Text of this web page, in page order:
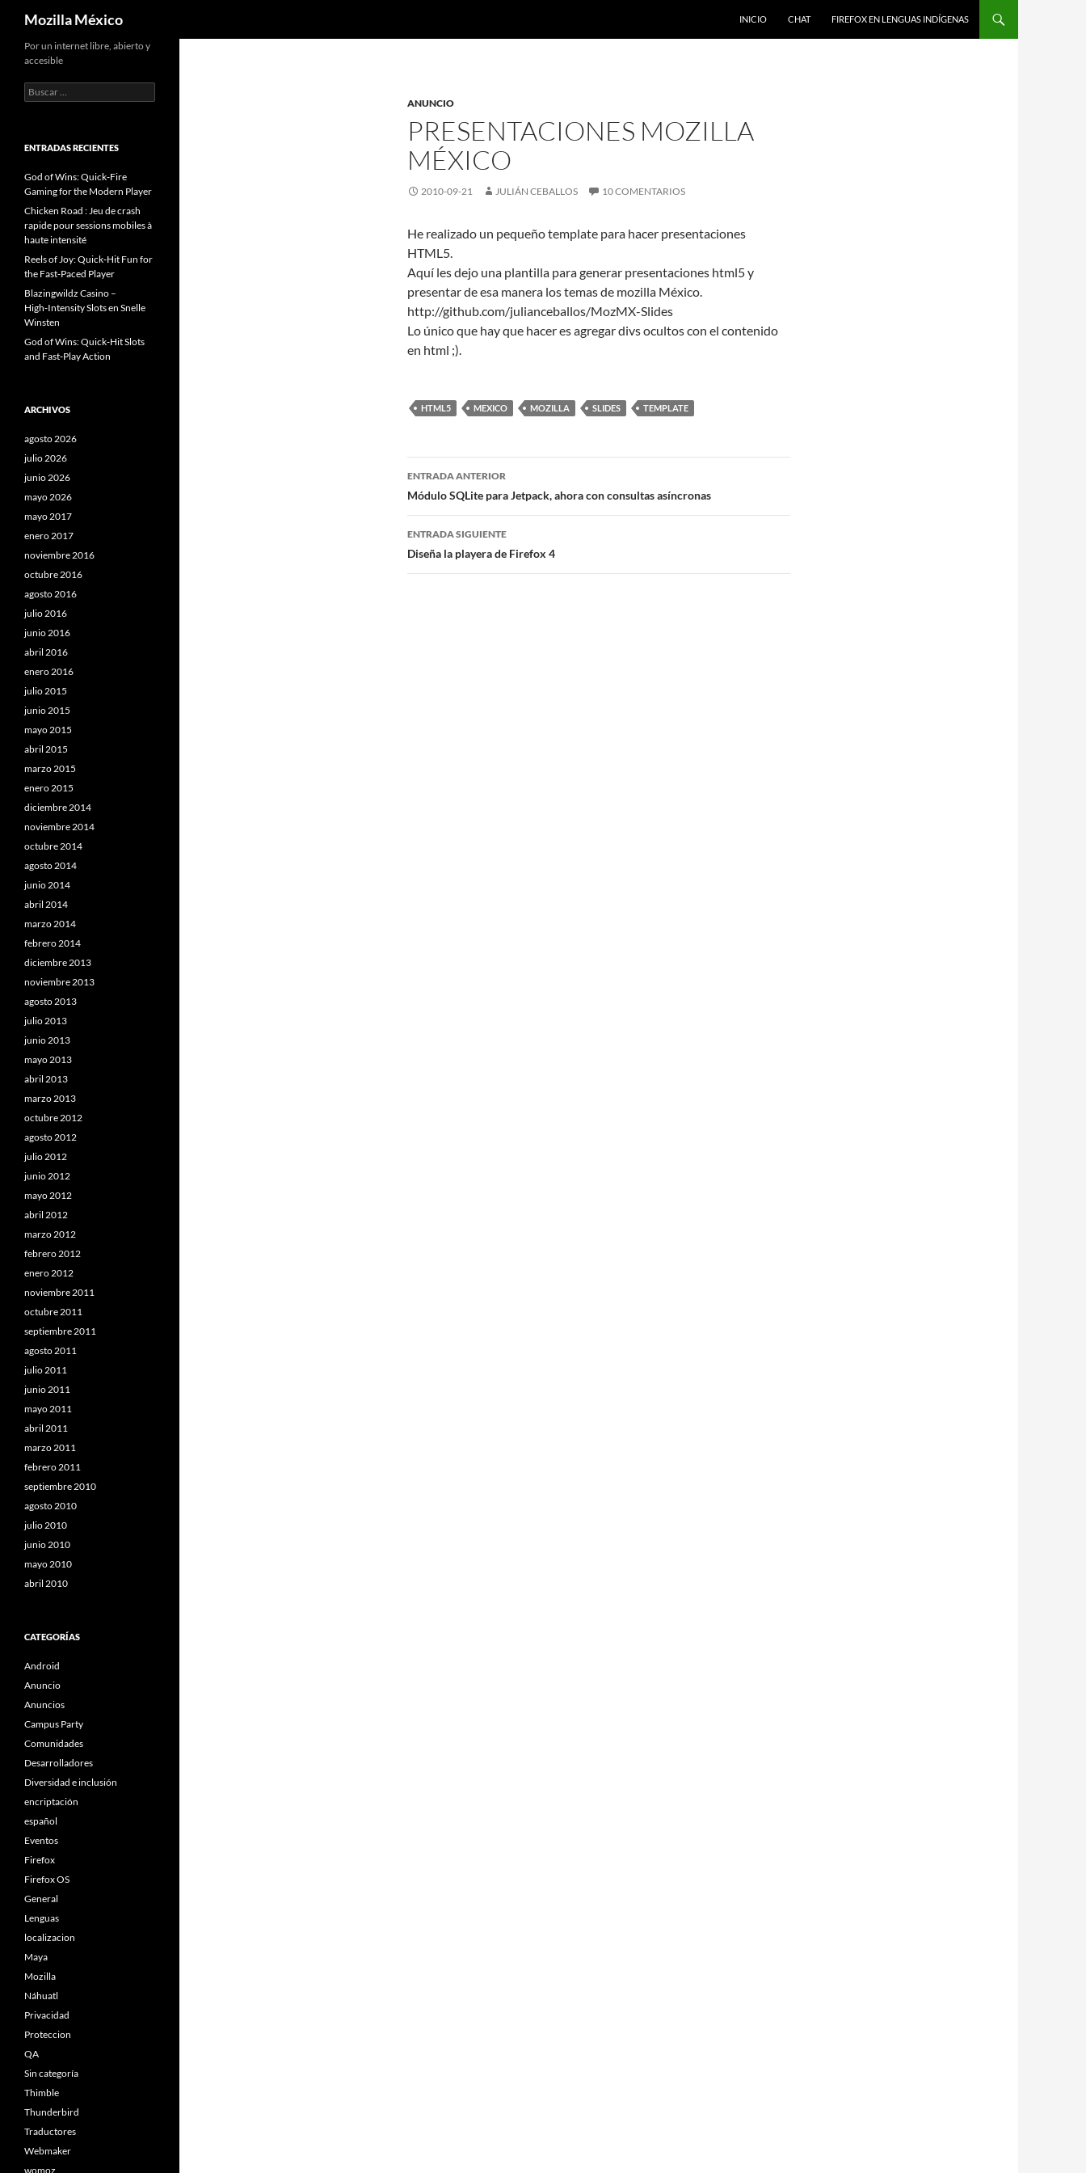
Mozilla México
INICIO
CHAT FIREFOX EN LENGUAS INDÍGENAS
ANUNCIO
PRESENTACIONES MOZILLA
MÉXICO
2010-09-21 JULIÁN CEBALLOS 10 COMENTARIOS
He realizado un pequeño template para hacer presentaciones
HTML5.
Aquí les dejo una plantilla para generar presentaciones html5 y
presentar de esa manera los temas de mozilla México.
http://github.com/julianceballos/MozMX-Slides
Lo único que hay que hacer es agregar divs ocultos con el contenido
en html ;).
HTML5 MEXICO MOZILLA SLIDES TEMPLATE
Navegación
de
entradas
ENTRADA ANTERIOR
Módulo SQLite para Jetpack, ahora con consultas asíncronas
ENTRADA SIGUIENTE
Diseña la playera de Firefox 4
Por un internet libre, abierto y
accesible
B
u
a
:
ENTRADAS RECIENTES
God of Wins: Quick‑Fire
Gaming for the Modern Player
Chicken Road : Jeu de crash
rapide pour sessions mobiles à
haute intensité
Reels of Joy: Quick‑Hit Fun for
the Fast‑Paced Player
Blazingwildz Casino –
High‑Intensity Slots en Snelle
Winsten
God of Wins: Quick‑Hit Slots
and Fast‑Play Action
ARCHIVOS
agosto 2026
julio 2026
junio 2026
mayo 2026
mayo 2017
enero 2017
noviembre 2016
octubre 2016
agosto 2016
julio 2016
junio 2016
abril 2016
enero 2016
julio 2015
junio 2015
mayo 2015
abril 2015
marzo 2015
enero 2015
diciembre 2014
noviembre 2014
octubre 2014
agosto 2014
junio 2014
abril 2014
marzo 2014
febrero 2014
diciembre 2013
noviembre 2013
agosto 2013
julio 2013
junio 2013
mayo 2013
abril 2013
marzo 2013
octubre 2012
agosto 2012
julio 2012
junio 2012
mayo 2012
abril 2012
marzo 2012
febrero 2012
enero 2012
noviembre 2011
octubre 2011
septiembre 2011
agosto 2011
julio 2011
junio 2011
mayo 2011
abril 2011
marzo 2011
febrero 2011
septiembre 2010
agosto 2010
julio 2010
junio 2010
mayo 2010
abril 2010
CATEGORÍAS
Android
Anuncio
Anuncios
Campus Party
Comunidades
Desarrolladores
Diversidad e inclusión
encriptación
español
Eventos
Firefox
Firefox OS
General
Lenguas
localizacion
Maya
Mozilla
Náhuatl
Privacidad
Proteccion
QA
Sin categoría
Thimble
Thunderbird
Traductores
Webmaker
womoz